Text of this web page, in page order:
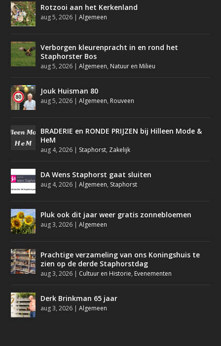
Rotzooi aan het Kerkenland
aug 5, 2026 |Algemeen
Verborgen kleurenpracht in en rond het
Staphorster Bos
aug 5, 2026 |Algemeen, Natuur en Milieu
Jouk Huisman 80
aug 5, 2026 |Algemeen, Rouveen
BRADERIE en RONDE PRIJZEN bij Hilleen Mode &
HeM
aug 4, 2026 | Staphorst, Zakelijk
DA Wens Staphorst gaat sluiten
aug 4, 2026 |Algemeen, Staphorst
Pluk ook dit jaar weer gratis zonnebloemen
aug 3, 2026 |Algemeen
Prachtige verzameling van ons Koningshuis te
zien op de derde Staphorstdag
aug 3, 2026 | Cultuur en Historie, Evenementen
Derk Brinkman 65 jaar
aug 3, 2026 |Algemeen